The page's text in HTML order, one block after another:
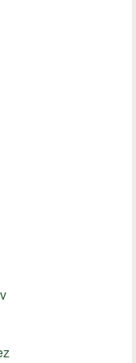
hivatkozás)